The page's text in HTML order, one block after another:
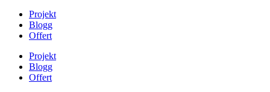
Projekt
Blogg
Offert
Projekt
Blogg
Offert